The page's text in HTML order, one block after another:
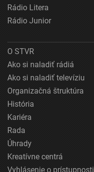
Rádio Litera
Rádio Junior
O STVR
Ako si naladiť rádiá
Ako si naladiť televíziu
Organizačná štruktúra
História
Kariéra
Rada
Úhrady
Kreatívne centrá
Vyhlásenie o prístupnosti